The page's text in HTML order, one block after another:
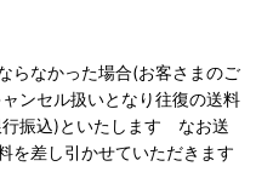
らなかった場合(お客さまのご
ンセル扱いとなり往復の送料
行振込)といたします なお送
を差し引かせていただきます